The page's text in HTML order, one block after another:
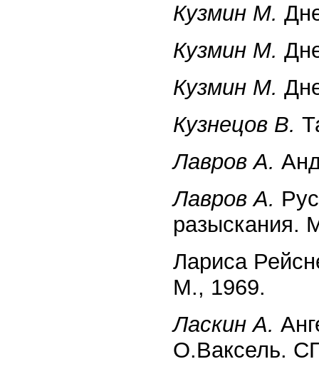
Кузмин М.
Кузмин М.
Кузмин М.
Кузнецов В.
Лавров А.
Лавров А.
разыскания.
Лариса
М., 1969.
Ласкин А.
О.Ваксель.